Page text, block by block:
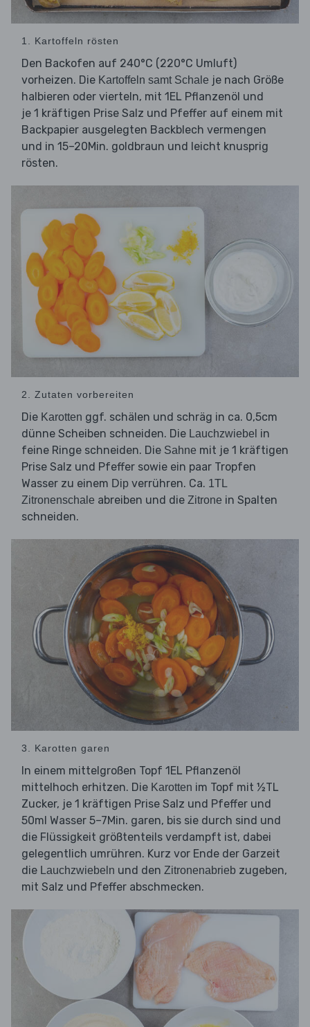
1. Kartoffeln rösten
Den Backofen auf 240°C (220°C Umluft)
vorheizen. Die Kartoffeln samt Schale je nach Größe
halbieren oder vierteln, mit 1EL Pflanzenöl und
je 1 kräftigen Prise Salz und Pfeffer auf einem mit
Backpapier ausgelegten Backblech vermengen
und in 15–20Min. goldbraun und leicht knusprig
rösten.
2. Zutaten vorbereiten
Die Karotten ggf. schälen und schräg in ca. 0,5cm
dünne Scheiben schneiden. Die Lauchzwiebel in
feine Ringe schneiden. Die Sahne mit je 1 kräftigen
Prise Salz und Pfeffer sowie ein paar Tropfen
Wasser zu einem Dip verrühren. Ca. 1TL
Zitronenschale abreiben und die Zitrone in Spalten
schneiden.
3. Karotten garen
In einem mittelgroßen Topf 1EL Pflanzenöl
mittelhoch erhitzen. Die Karotten im Topf mit ½TL
Zucker, je 1 kräftigen Prise Salz und Pfeffer und
50ml Wasser 5–7Min. garen, bis sie durch sind und
die Flüssigkeit größtenteils verdampft ist, dabei
gelegentlich umrühren. Kurz vor Ende der Garzeit
die Lauchzwiebeln und den Zitronenabrieb zugeben,
mit Salz und Pfeffer abschmecken.